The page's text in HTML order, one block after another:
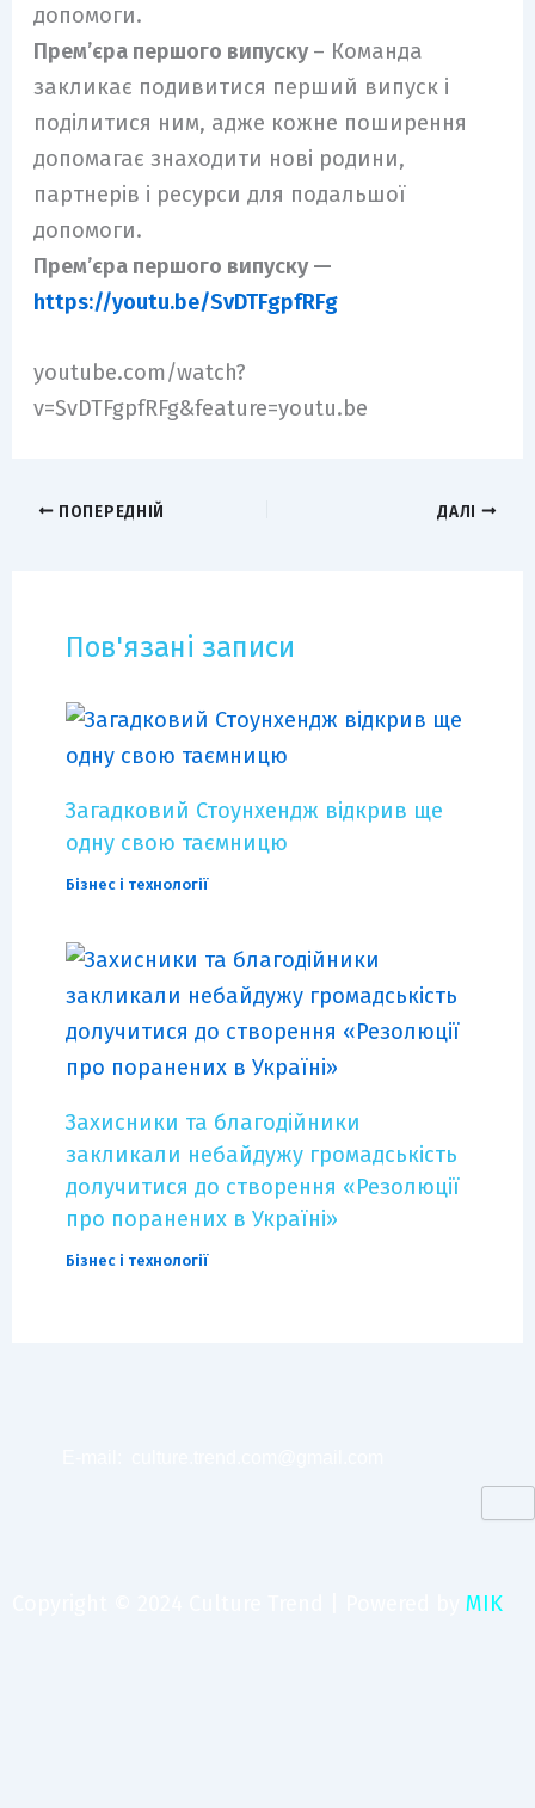
допомоги.
Прем’єра першого випуску– Команда
закликає подивитися перший випуск і
поділитися ним, адже кожне поширення
допомагає знаходити нові родини,
партнерів і ресурси для подальшої
допомоги.
Прем’єра першого випуску —
https://youtu.be/SvDTFgpfRFg
youtube.com/watch?
v=SvDTFgpfRFg&feature=youtu.be
ПОПЕРЕДНІЙ ДАЛІ
Пов'язані записи
Загадковий Стоунхендж відкрив ще
одну свою таємницю
Бізнес і технології
Захисники та благодійники
закликали небайдужу громадськість
долучитися до створення «Резолюції
про поранених в Україні»
Бізнес і технології
MIK